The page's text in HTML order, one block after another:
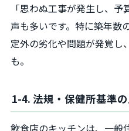
「思わぬ工事が発生し、
声も多いです。特に築年数
定外の劣化や問題が発覚し
も。
1-4. 法規・保健所基準
飲食店のキッチンは、一般